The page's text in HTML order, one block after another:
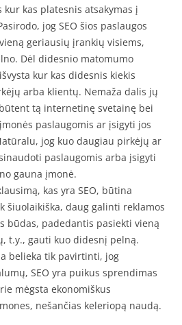
kur kas platesnis atsakymas į
jog SEO šios paslaugos
geriausių įrankių visiems,
Dėl didesnio matomumo
kur kas didesnis kiekis
arba klientų. Nemaža dalis jų
tą internetinę svetainę bei
paslaugomis ar įsigyti jos
jog kuo daugiau pirkėjų ar
paslaugomis arba įsigyti
gauna įmonė.
kas yra SEO, būtina
šiuolaikiška, daug galinti reklamos
būdas, padedantis pasiekti vieną
t.y., gauti kuo didesnį pelną.
belieka tik pavirtinti, jog
SEO yra puikus sprendimas
mėgsta ekonomiškus
nešančias keleriopą naudą.